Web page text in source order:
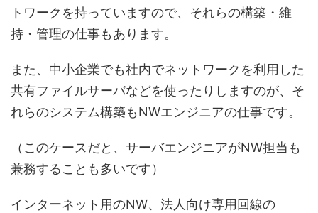
トワークを持っていますので、それらの構築・維
持・管理の仕事もあります。
また、中小企業でも社内でネットワークを利用した
共有ファイルサーバなどを使ったりしますのが、そ
れらのシステム構築もNWエンジニアの仕事です。
（このケースだと、サーバエンジニアがNW担当も
兼務することも多いです）
インターネット用のNW、法人向け専用回線の